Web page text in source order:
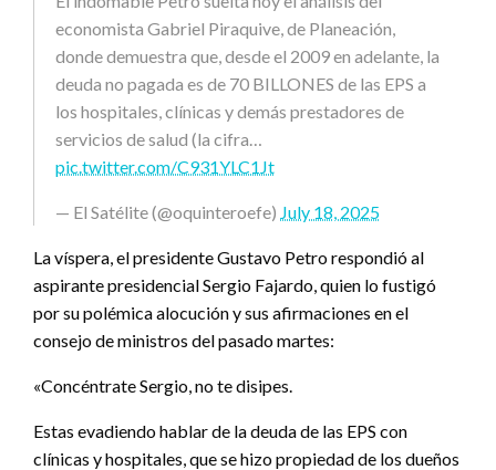
economista Gabriel Piraquive, de Planeación,
donde demuestra que, desde el 2009 en adelante, la
deuda no pagada es de 70 BILLONES de las EPS a
los hospitales, clínicas y demás prestadores de
servicios de salud (la cifra…
pic.twitter.com/C931YLC1Jt
— El Satélite (@oquinteroefe) July 18, 2025
La víspera, el presidente Gustavo Petro respondió al
aspirante presidencial Sergio Fajardo, quien lo fustigó
por su polémica alocución y sus afirmaciones en el
consejo de ministros del pasado martes:
«Concéntrate Sergio, no te disipes.
Estas evadiendo hablar de la deuda de las EPS con
clínicas y hospitales, que se hizo propiedad de los dueños